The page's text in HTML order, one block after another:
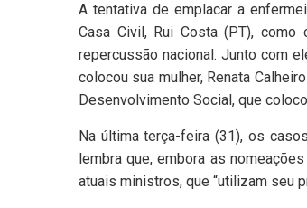
A tentativa de emplacar a
Casa Civil, Rui Costa (PT), como
repercussão nacional. Junto com
colocou sua mulher, Renata
Desenvolvimento Social, que
Na última terça-feira (31), os
lembra que, embora as
atuais ministros, que “utilizam seu